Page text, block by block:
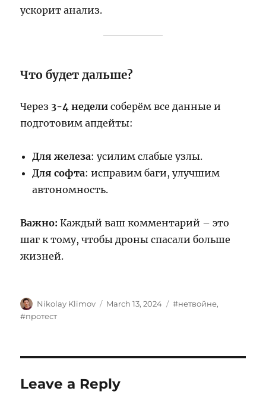
ускорит анализ.
Что будет дальше?
Через 3-4 недели соберём все данные и
подготовим апдейты:
Для железа: усилим слабые узлы.
Для софта: исправим баги, улучшим
автономность.
Важно: Каждый ваш комментарий – это
шаг к тому, чтобы дроны спасали больше
жизней.
Author
Nikolay Klimov
Posted
March 13, 2024 Tags
#нетвойне,
#протест
Leave a Reply